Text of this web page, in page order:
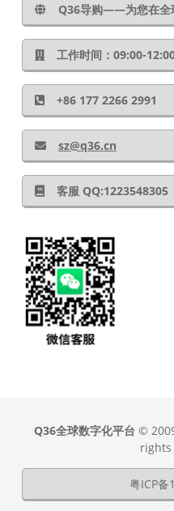
Q36导购——为您在全
工作时间：09:00-
+86 177 2266 2991
sz@q36.cn
客服 QQ:1223548305
Q36全球数字化平台 ©
rights
粤ICP